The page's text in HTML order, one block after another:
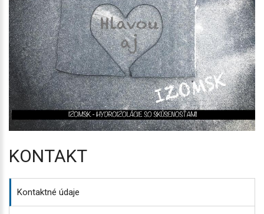
KONTAKT
Kontaktné údaje